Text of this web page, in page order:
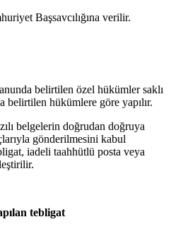
Başsavcılığına verilir.
belirtilen özel hükümler saklı
hükümlere göre yapılır.
belgelerin doğrudan doğruya
gönderilmesini kabul
iadeli taahhütlü posta veya
tebligat